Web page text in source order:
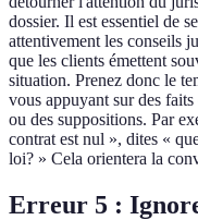
dossier. Il est essentiel de
attentivement les conseils
que les clients émettent
situation. Prenez donc le
vous appuyant sur des
ou des suppositions. Par
contrat est nul », dites «
loi? » Cela orientera la
Erreur 5 :